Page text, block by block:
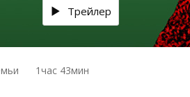
Трейлер
1час 43мин